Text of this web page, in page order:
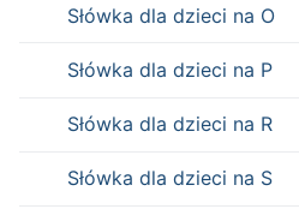
Słówka dla dzieci na O
Słówka dla dzieci na P
Słówka dla dzieci na R
Słówka dla dzieci na S